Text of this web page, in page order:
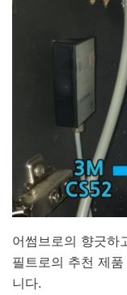
어썸브로의 향긋하
필트로의 추천 제
니다.